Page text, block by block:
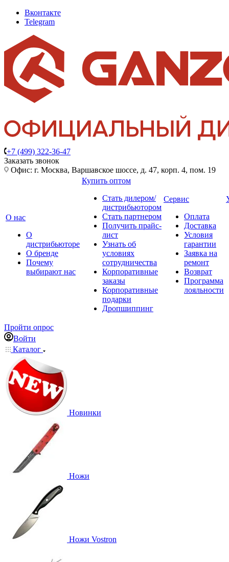
Вконтакте
Telegram
+7 (499) 322-36-47
Заказать звонок
Офис: г. Москва, Варшавское шоссе, д. 47, корп. 4, пом. 19
О нас
О
дистрибьюторе
О бренде
Почему
выбирают нас
Купить оптом
Стать дилером/
дистрибьютором
Стать партнером
Получить прайс-
лист
Узнать об
условиях
сотрудничества
Корпоративные
заказы
Корпоративные
подарки
Дропшиппинг
Сервис
Оплата
Доставка
Условия
гарантии
Заявка на
ремонт
Возврат
Программа
лояльности
Пройти опрос
Войти
Каталог
Новинки
Ножи
Ножи Vostron